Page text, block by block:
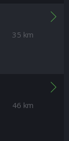
35 km
46 km